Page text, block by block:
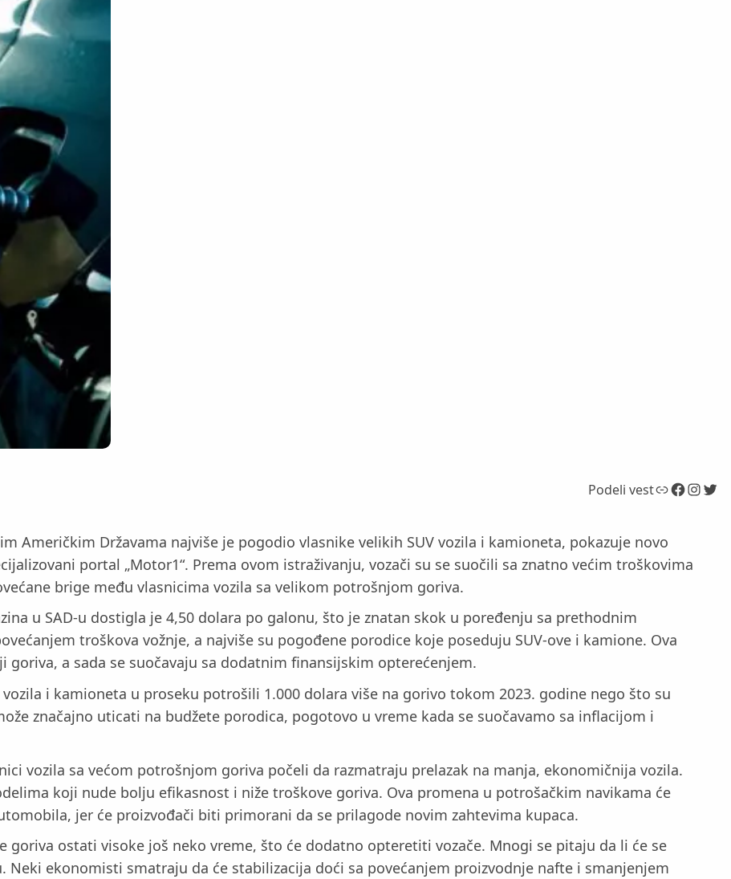
Podeli vestLink Facebook InstagramTwitter
Američkim Državama najviše je pogodio vlasnike velikih SUV vozila i kamioneta, pokazuje novo
portal „Motor1“. Prema ovom istraživanju, vozači su se suočili sa znatno većim troškovima
brige među vlasnicima vozila sa velikom potrošnjom goriva.
u SAD-u dostigla je 4,50 dolara po galonu, što je znatan skok u poređenju sa prethodnim
troškova vožnje, a najviše su pogođene porodice koje poseduju SUV-ove i kamione. Ova
a sada se suočavaju sa dodatnim finansijskim opterećenjem.
i kamioneta u proseku potrošili 1.000 dolara više na gorivo tokom 2023. godine nego što su
značajno uticati na budžete porodica, pogotovo u vreme kada se suočavamo sa inflacijom i
vozila sa većom potrošnjom goriva počeli da razmatraju prelazak na manja, ekonomičnija vozila.
koji nude bolju efikasnost i niže troškove goriva. Ova promena u potrošačkim navikama će
jer će proizvođači biti primorani da se prilagode novim zahtevima kupaca.
goriva ostati visoke još neko vreme, što će dodatno opteretiti vozače. Mnogi se pitaju da li će se
ekonomisti smatraju da će stabilizacija doći sa povećanjem proizvodnje nafte i smanjenjem